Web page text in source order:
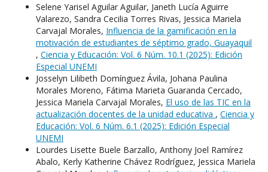
Selene Yarisel Aguilar Aguilar, Janeth Lucía Aguirre
Valarezo, Sandra Cecilia Torres Rivas, Jessica Mariela
Carvajal Morales, Influencia de la gamificación en la
motivación de estudiantes de séptimo grado, Guayaquil
, Ciencia y Educación: Vol. 6 Núm. 10.1 (2025): Edición
Especial UNEMI
Josselyn Lilibeth Domínguez Ávila, Johana Paulina
Morales Moreno, Fátima Marieta Guaranda Cercado,
Jessica Mariela Carvajal Morales, El uso de las TIC en la
actualización docentes de la unidad educativa , Ciencia y
Educación: Vol. 6 Núm. 6.1 (2025): Edición Especial
UNEMI
Lourdes Lisette Buele Barzallo, Anthony Joel Ramírez
Abalo, Kerly Katherine Chávez Rodríguez, Jessica Mariela